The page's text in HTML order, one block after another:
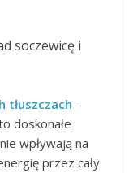
soczewicę i
tłuszczach –
doskonałe
wpływają na
przez cały